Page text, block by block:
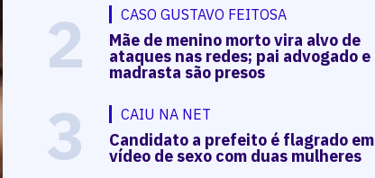
2 CASO GUSTAVO FEITOSA
Mãe de menino morto vira alvo de
ataques nas redes; pai advogado e
madrasta são presos
3 CAIU NA NET
Candidato a prefeito é flagrado em
vídeo de sexo com duas mulheres